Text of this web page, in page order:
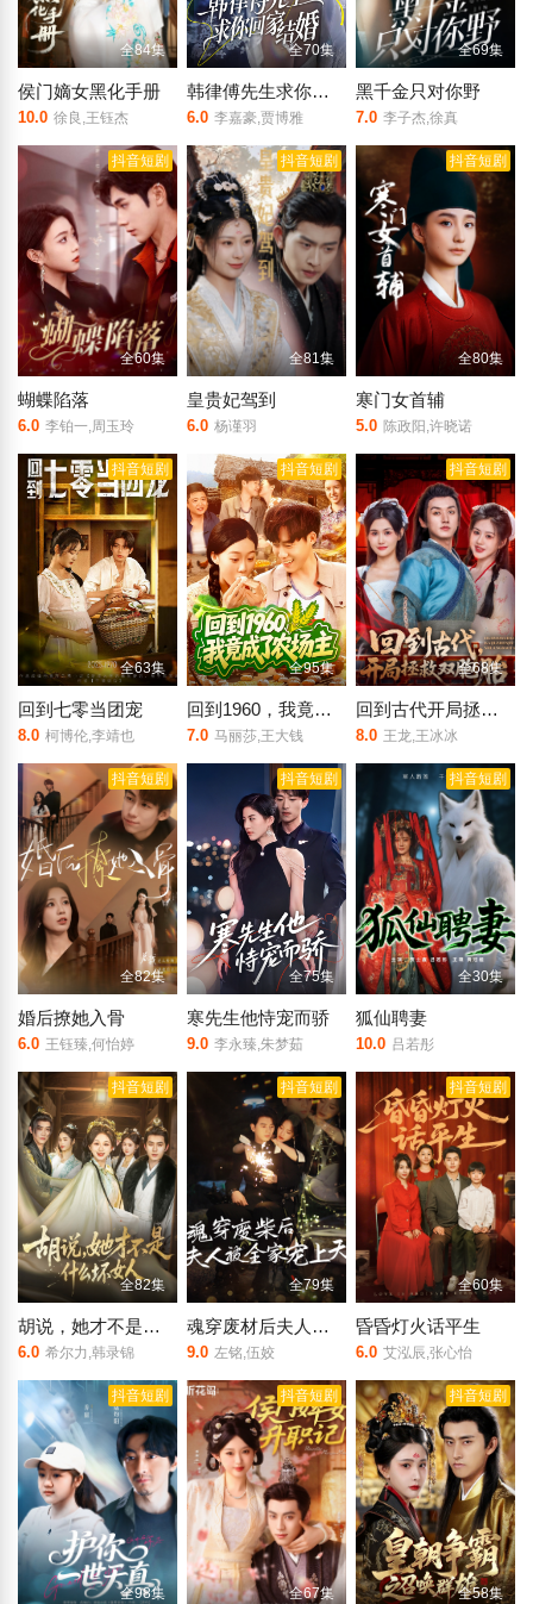
全84集
侯门嫡女黑化手册
10.0 徐良,王钰杰
全70集
韩律傅先生求你回家结婚
6.0 李嘉豪,贾博雅
全69集
黑千金只对你野
7.0 李子杰,徐真
抖音短剧
全60集
蝴蝶陷落
6.0 李铂一,周玉玲
抖音短剧
全81集
皇贵妃驾到
6.0 杨谨羽
抖音短剧
全80集
寒门女首辅
5.0 陈政阳,许晓诺
抖音短剧
全63集
回到七零当团宠
8.0 柯博伦,李靖也
抖音短剧
全95集
回到1960，我竟成了农场主
7.0 马丽莎,王大钱
抖音短剧
全68集
回到古代开局拯救双胞胎
8.0 王龙,王冰冰
抖音短剧
全82集
婚后撩她入骨
6.0 王钰臻,何怡婷
抖音短剧
全75集
寒先生他恃宠而骄
9.0 李永臻,朱梦茹
抖音短剧
全30集
狐仙聘妻
10.0 吕若彤
抖音短剧
全82集
胡说，她才不是什么坏女人
6.0 希尔力,韩录锦
抖音短剧
全79集
魂穿废材后夫人被全家宠上天
9.0 左铭,伍姣
抖音短剧
全60集
昏昏灯火话平生
6.0 艾泓辰,张心怡
抖音短剧
全98集
抖音短剧
全67集
抖音短剧
全58集